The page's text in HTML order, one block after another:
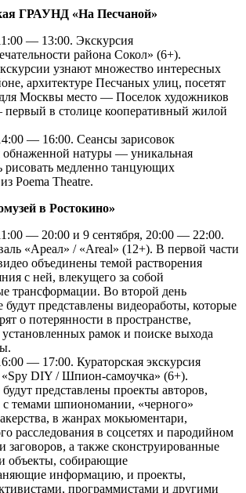
ГРАУНД «На Песчаной»
— 13:00. Экскурсия
района Сокол» (6+).
узнают множество интересных
архитектуре Песчаных улиц, посетят
Москвы место — Поселок художников
в столице кооперативный жилой
— 16:00. Сеансы зарисовок
натуры — уникальная
рисовать медленно танцующих
Poema Theatre.
в Ростокино»
— 20:00 и 9 сентября, 20:00 — 22:00.
«Ареал» / «Areal» (12+). В первой части
объединены темой растворения
с ней, влекущего за собой
трансформации. Во второй день
будут представлены видеоработы, которые
о потерянности в пространстве,
рамок и поиске выхода
— 17:00. Кураторская экскурсия
«Spy DIY / Шпион-самоучка» (6+).
представлены проекты авторов,
темами шпиономании, «черного»
в жанрах мокьюментари,
расследования в соцсетях и пародийном
заговоров, а также сконструированные
объекты, собирающие
информацию, и проекты,
программистами и другими